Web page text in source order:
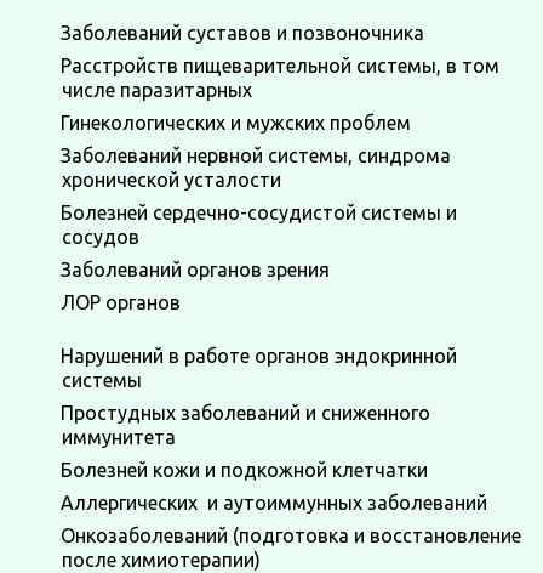
Заболеваний суставов и позвоночника
Расстройств пищеварительной системы, в том
числе паразитарных
Гинекологических и мужских проблем
Заболеваний нервной системы, синдрома
хронической усталости
Болезней сердечно-сосудистой системы и
сосудов
Заболеваний органов зрения
ЛОР органов
Нарушений в работе органов эндокринной
системы
Простудных заболеваний и сниженного
иммунитета
Болезней кожи и подкожной клетчатки
Аллергических и аутоиммунных заболеваний
Онкозаболеваний (подготовка и восстановление
после химиотерапии)